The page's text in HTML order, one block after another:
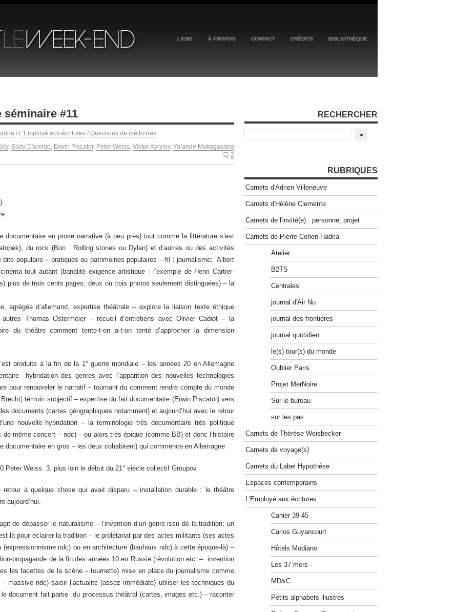
LIENS À PROPOS CONTACT CRÉDITS BIBLIOTHÈQUE
#11
/ L'Employé aux écritures / Questions de méthodes
, Eddy D'arenjo, Erwin Piscator, Peter Weiss, Viktor Kyrylov, Yolande Mukagasana
2
en prose narrative (à peu près) tout comme la littérature s’est
du rock (Bon : Rolling stones ou Dylan) et d’autres ou des activités
dite populaire – pratiques ou patrimoines populaires – fil : journalisme; Albert
tout autant (banalité exigence artistique : l’exemple de Henri Cartier-
plus de trois cents pages, deux ou trois photos seulement distinguées) – la
agrégée d’allemand, expertise théâtrale – explore la liaison texte éthique
Thomas Ostermeier – recueil d’entretiens avec Olivier Cadiot – la
du théâtre comment tente-t-on a-t-on tenté d’approcher la dimension
produite à la fin de la 1° guerre mondiale – les années 20 en Allemagne
hybridation des genres avec l’apparition des nouvelles technologies
pour renouveler le narratif – tournant du comment rendre compte du monde
témoin subjectif – expertise du fait documentaire (Erwin Piscator) vers
documents (cartes géographiques notamment) et aujourd’hui avec le retour
nouvelle hybridation – la terminologie très documentaire très politique
même concert – ndc) – ou alors très épique (comme BB) et donc l’histoire
documentaire en gros – les deux cohabitent) qui commence en Allemagne
Peter Weiss. 3. plus loin le début du 21° siècle collectif Groupov
retour à quelque chose qui avait disparu – installation durable : le théâtre
aujourd’hui.
de dépasser le naturalisme – l’invention d’un genre issu de la tradition; un
là pour éclairer la tradition – le prolétariat par des actes militants (ses actes
ndc) ou en architecture (bauhaus ndc) à cette époque-là) –
propagande de la fin des années 10 en Russie (révolution etc. – invention
les facettes de la scène – tournette) mise en place du journalisme comme
massive ndc) saisir l’actualité (assez immédiate) utiliser les techniques du
document fait partie du processus théâtral (cartes, images etc.) – raconter
RECHERCHER
RUBRIQUES
Carnets d'Adrien Villeneuve
Carnets d'Hélène Clemente
Carnets de l'invité(e) : personne, projet
Carnets de Pierre Cohen-Hadria
Atelier
B2TS
Centrales
journal d'Air Nu
journal des frontières
journal quotidien
le(s) tour(s) du monde
Oublier Paris
Projet MerNoire
Sur le bureau
sur les pas
Carnets de Thérèse Weisbecker
Carnets de voyage(s)
Carnets du Label Hypothèse
Espaces contemporains
L'Employé aux écritures
Cahier 39-45
Carlos Guyancourt
Hôtels Modiano
Les 37 mers
MD&C
Petits alphabets illustrés